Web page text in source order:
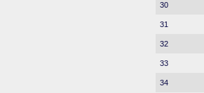
30
31
32
33
34